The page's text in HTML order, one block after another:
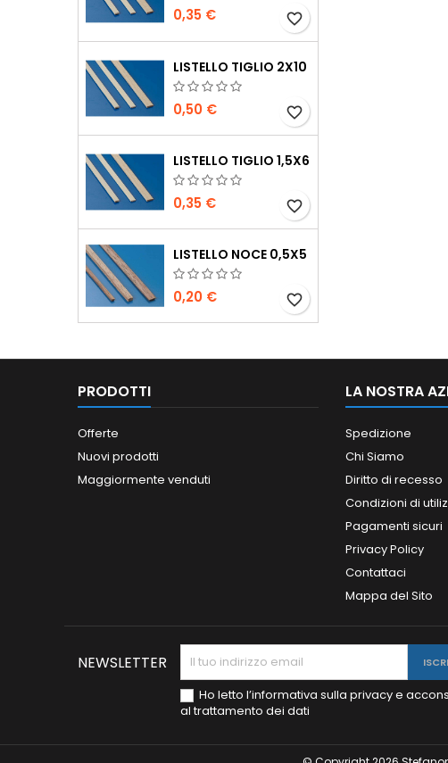
0,35 € favorite_border
LISTELLO TIGLIO 2X10
0,50 € favorite_border
LISTELLO TIGLIO 1,5X6
0,35 € favorite_border
LISTELLO NOCE 0,5X5
0,20 € favorite_border
PRODOTTI
Offerte
Nuovi prodotti
Maggiormente venduti
LA NOSTRA
Spedizione
Chi Siamo
Diritto di recesso
Condizioni di
Pagamenti sicuri
Privacy Policy
Contattaci
Mappa del Sito
NEWSLETTER
Ho letto l’informativa sulla privacy e
al trattamento dei dati